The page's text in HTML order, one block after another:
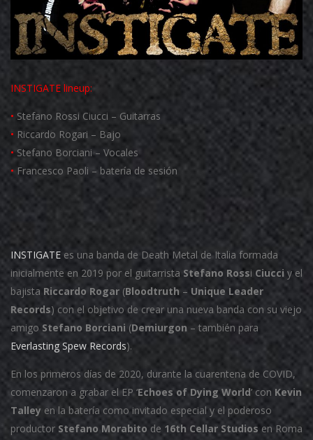
INSTIGATE lineup:
• Stefano Rossi Ciucci – Guitarras
• Riccardo Rogari – Bajo
• Stefano Borciani – Vocales
• Francesco Paoli – batería de sesión
INSTIGATE es una banda de Death Metal de Italia formada
inicialmente en 2019 por el guitarrista Stefano Rossi Ciucci y el
bajista Riccardo Rogar (Bloodtruth – Unique Leader
Records) con el objetivo de crear una nueva banda con su viejo
amigo Stefano Borciani (Demiurgon – también para
Everlasting Spew Records).
En los primeros días de 2020, durante la cuarentena de COVID,
comenzaron a grabar el EP ‘Echoes of Dying World’ con Kevin
Talley en la batería como invitado especial y el poderoso
productor Stefano Morabito de 16th Cellar Studios en Roma